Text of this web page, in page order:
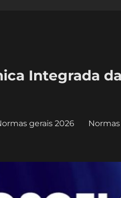
Integrada
gerais 2026